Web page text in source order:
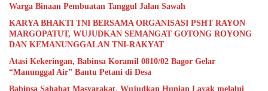
Warga Binaan Pembuatan Tanggul Jalan Sawah
KARYA BHAKTI TNI BERSAMA ORGANISASI PSHT RAYON
MARGOPATUT, WUJUDKAN SEMANGAT GOTONG ROYONG
DAN KEMANUNGGALAN TNI-RAKYAT
Atasi Kekeringan, Babinsa Koramil 0810/02 Bagor Gelar
“Manunggal Air” Bantu Petani di Desa
Babinsa Sahabat Masyarakat, Wujudkan Hunian Layak melalui